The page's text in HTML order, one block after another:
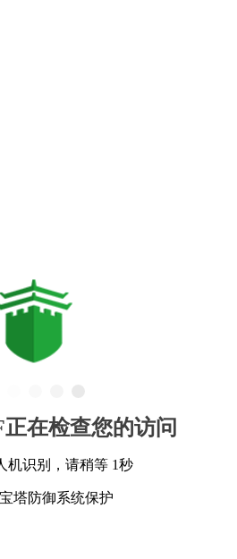
在检查您的访问
机识别，请稍等 1秒
塔防御系统保护